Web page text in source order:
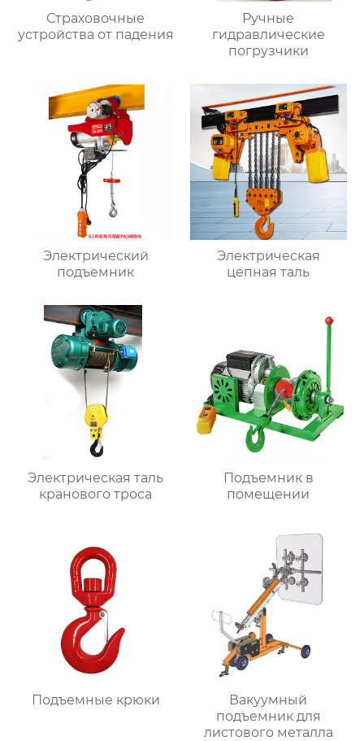
Страховочные
устройства от падения
Ручные
гидравлические
погрузчики
Электрический
подъемник
Электрическая
цепная таль
Электрическая таль
кранового троса
Подъемник в
помещении
Подъемные крюки
Вакуумный
подъемник для
листового металла